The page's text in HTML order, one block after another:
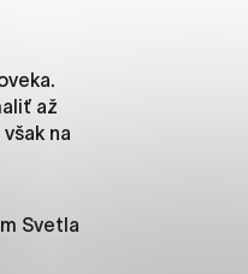
až
na
Svetla
tým,
a nie je